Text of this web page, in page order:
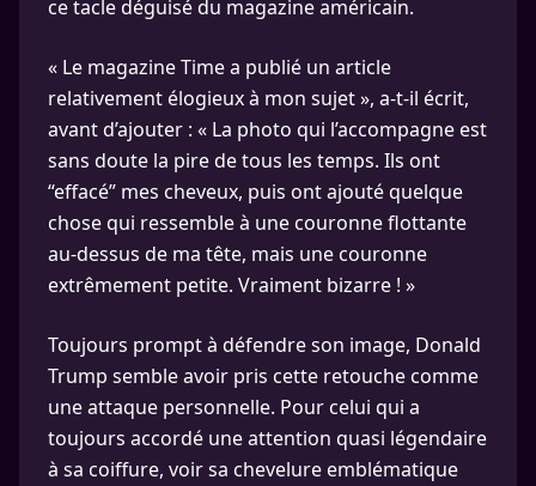
ce tacle déguisé du magazine américain.
« Le magazine Time a publié un article
relativement élogieux à mon sujet », a-t-il écrit,
avant d’ajouter : « La photo qui l’accompagne est
sans doute la pire de tous les temps. Ils ont
“effacé” mes cheveux, puis ont ajouté quelque
chose qui ressemble à une couronne flottante
au-dessus de ma tête, mais une couronne
extrêmement petite. Vraiment bizarre ! »
Toujours prompt à défendre son image, Donald
Trump semble avoir pris cette retouche comme
une attaque personnelle. Pour celui qui a
toujours accordé une attention quasi légendaire
à sa coiffure, voir sa chevelure emblématique